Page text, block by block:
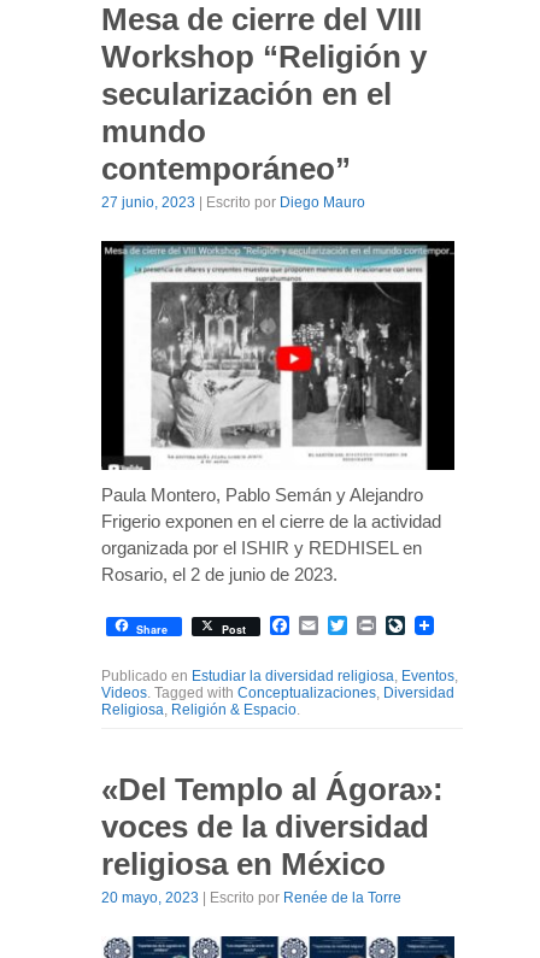
Mesa de cierre del VIII
Workshop “Religión y
secularización en el
mundo
contemporáneo”
27 junio, 2023 | Escrito por Diego Mauro
Paula Montero, Pablo Semán y Alejandro
Frigerio exponen en el cierre de la actividad
organizada por el ISHIR y REDHISEL en
Rosario, el 2 de junio de 2023.
Share Post Facebook
EmailTwitterPrintLiveJournal
Publicado en Estudiar la diversidad religiosa, Eventos,
Videos. Tagged with Conceptualizaciones, Diversidad
Religiosa, Religión & Espacio.
«Del Templo al Ágora»:
voces de la diversidad
religiosa en México
20 mayo, 2023 | Escrito por Renée de la Torre